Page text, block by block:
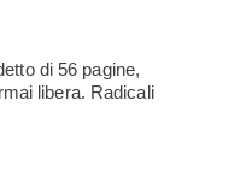
di 56 pagine,
libera. Radicali